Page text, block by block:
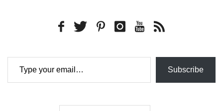
Type your email…
Subscribe